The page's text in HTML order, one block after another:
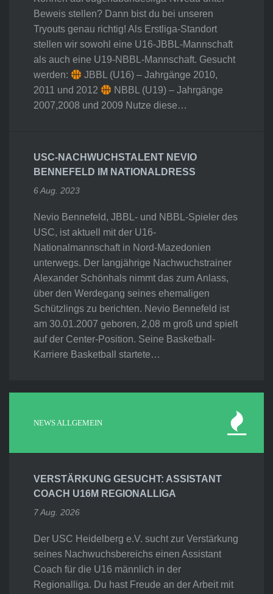
Beweis stellen? Dann bist du bei unseren
Tryouts genau richtig! Als Erstliga-Standort
stellen wir sowohl eine U16-JBBL-Mannschaft
als auch eine U19-NBBL-Mannschaft. Gesucht
werden:
JBBL (U16) – Jahrgänge 2010,
2011 und 2012
NBBL (U19) – Jahrgänge
2007,2008 und 2009 Nutze diese…
USC-NACHWUCHSTALENT NEVIO
BENNEFELD IM NATIONALDRESS
6 Aug. 2023
Nevio Bennefeld, JBBL- und NBBL-Spieler des
USC, ist aktuell mit der U16-
Nationalmannschaft in Nord-Mazedonien
unterwegs. Der langjährige Nachwuchstrainer
Alexander Schönhals nimmt das zum Anlass,
über den Werdegang seines ehemaligen
Schützlings zu berichten. Nevio Bennefeld ist
am 30.01.2007 geboren, 2,08 m groß und spielt
auf der Center-Position. Seine Basketball-
Karriere Basketball startete…
NEWS ALLGEMEIN
VERSTÄRKUNG GESUCHT: ASSISTANT
COACH U16M REGIONALLIGA
7 Aug. 2026
Der USC Heidelberg e.V. sucht zur Verstärkung
seines Nachwuchsbereichs einen Assistant
Coach für die U16 männlich in der
Regionalliga. Du hast Freude an der Arbeit mit